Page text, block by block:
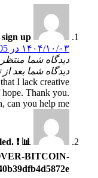
up
۱۴۰۴/۱۰/۰۳ در 05:05
دیدگاه شما
دیدگاه شما بعد
I lack creative
Thank you.
can you help me?
BITCOIN-
📊